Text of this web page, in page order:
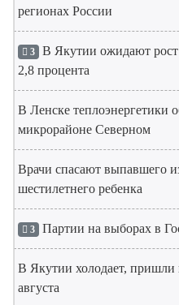
регионах России
3 В Якутии ожидают рост
2,8 процента
В Ленске теплоэнергетики
микрорайоне Северном
Врачи спасают выпавшего
шестилетнего ребенка
3 Партии на выборах в
В Якутии холодает, пришли
августа